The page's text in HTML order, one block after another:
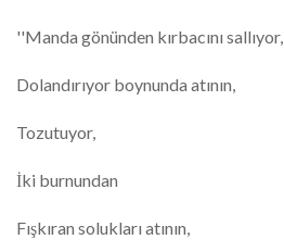
''Manda gönünden kırbacını sallıyor,
Dolandırıyor boynunda atının,
Tozutuyor,
İki burnundan
Fışkıran solukları atının,